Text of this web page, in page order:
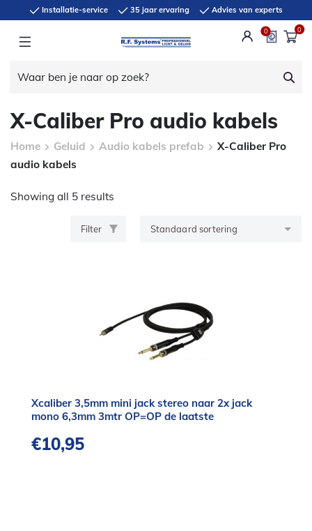
Installatie-service 35 jaar ervaring Advies van experts
0 0
X-Caliber Pro audio kabels
Home Geluid Audio kabels prefab
X-Caliber Pro
audio kabels
Showing all 5 results
Filter
Xcaliber 3,5mm mini jack stereo naar 2x jack
mono 6,3mm 3mtr OP=OP de laatste
€10,95